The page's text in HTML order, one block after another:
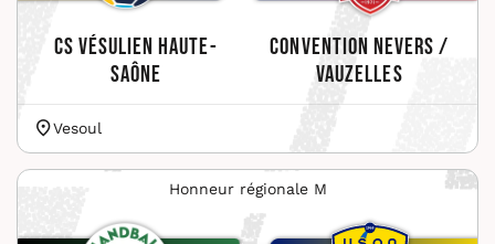
CS Vésulien Haute-
Saône
Convention Nevers /
Vauzelles
Vesoul
Honneur régionale M